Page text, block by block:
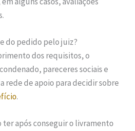
do pedido pelo juiz?
dos requisitos, o
pareceres sociais e
rede de apoio para decidir sobre
.
ter após conseguir o livramento